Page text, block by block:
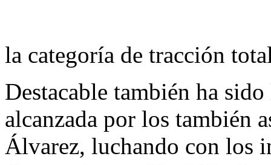
la categoría de tracción
Destacable también ha
alcanzada por los también
Álvarez, luchando con los